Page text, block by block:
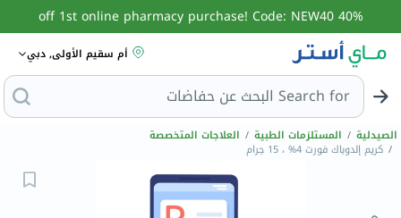
40% off 1st online pharmacy purchase! Code: NEW40
أم سقيم الأولى, دبي
Search for البحث
الصيدلية / المستلزمات الطبية / العلاجات المتخصصة
/ كريم إلدوباك فورت 4% ، 15 جرام